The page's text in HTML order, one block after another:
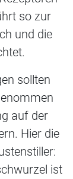
so zur
und die
sollten
auf der
Hier die
ist